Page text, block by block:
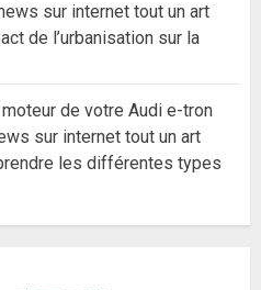
sur internet tout un art
de l’urbanisation sur la
de votre Audi e-tron
sur internet tout un art
les différentes types